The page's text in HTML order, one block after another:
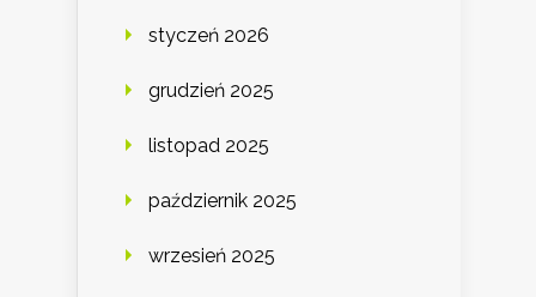
styczeń 2026
grudzień 2025
listopad 2025
październik 2025
wrzesień 2025